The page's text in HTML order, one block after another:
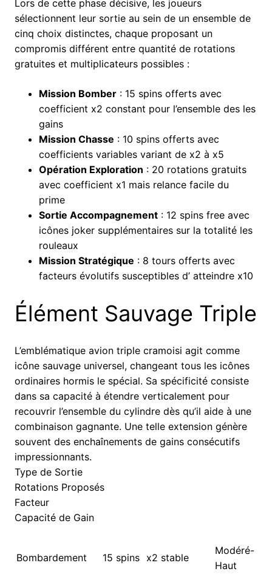
Lors de cette phase décisive, les joueurs
sélectionnent leur sortie au sein de un ensemble de
cinq choix distinctes, chaque proposant un
compromis différent entre quantité de rotations
gratuites et multiplicateurs possibles :
Mission Bomber : 15 spins offerts avec
coefficient x2 constant pour l’ensemble des les
gains
Mission Chasse : 10 spins offerts avec
coefficients variables variant de x2 à x5
Opération Exploration : 20 rotations gratuits
avec coefficient x1 mais relance facile du
prime
Sortie Accompagnement : 12 spins free avec
icônes joker supplémentaires sur la totalité les
rouleaux
Mission Stratégique : 8 tours offerts avec
facteurs évolutifs susceptibles d’ atteindre x10
Élément Sauvage Triple
L’emblématique avion triple cramoisi agit comme
icône sauvage universel, changeant tous les icônes
ordinaires hormis le spécial. Sa spécificité consiste
dans sa capacité à étendre verticalement pour
recouvrir l’ensemble du cylindre dès qu’il aide à une
combinaison gagnante. Une telle extension génère
souvent des enchaînements de gains consécutifs
impressionnants.
Type de Sortie
Rotations Proposés
Facteur
Capacité de Gain
Bombardement 15 spins x2 stable
Modéré-
Haut